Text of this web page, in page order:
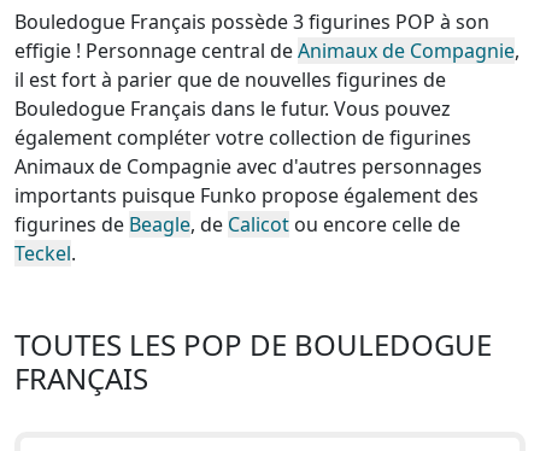
Bouledogue Français possède 3 figurines POP à son
effigie ! Personnage central deAnimaux de Compagnie,
il est fort à parier que de nouvelles figurines de
Bouledogue Français dans le futur. Vous pouvez
également compléter votre collection de figurines
Animaux de Compagnie avec d'autres personnages
importants puisque Funko propose également des
figurines de Beagle, de Calicot ou encore celle de
Teckel.
TOUTES LES POP DE BOULEDOGUE
FRANÇAIS